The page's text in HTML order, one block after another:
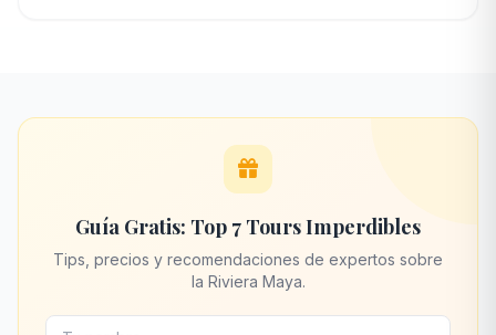
Guía Gratis: Top 7 Tours Imperdibles
Tips, precios y recomendaciones de expertos sobre
la Riviera Maya.